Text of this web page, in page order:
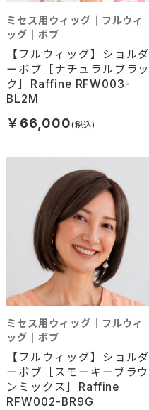
【フルウィッグ】ショルダ
ーボブ［ナチュラルブラッ
ク］Raffine RFW003-
BL2M
ミセス用ウィッグ｜フルウィ
ッグ｜ボブ
￥66,000
【フルウィッグ】ショルダ
ーボブ［スモーキーブラウ
ンミックス］Raffine
RFW002-BR9G
ミセス用ウィッグ｜フルウィ
ッグ｜ボブ